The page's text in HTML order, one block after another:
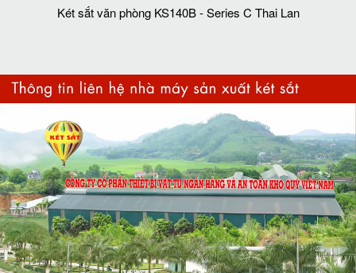
Két sắt văn phòng KS140B - Series C Thai Lan